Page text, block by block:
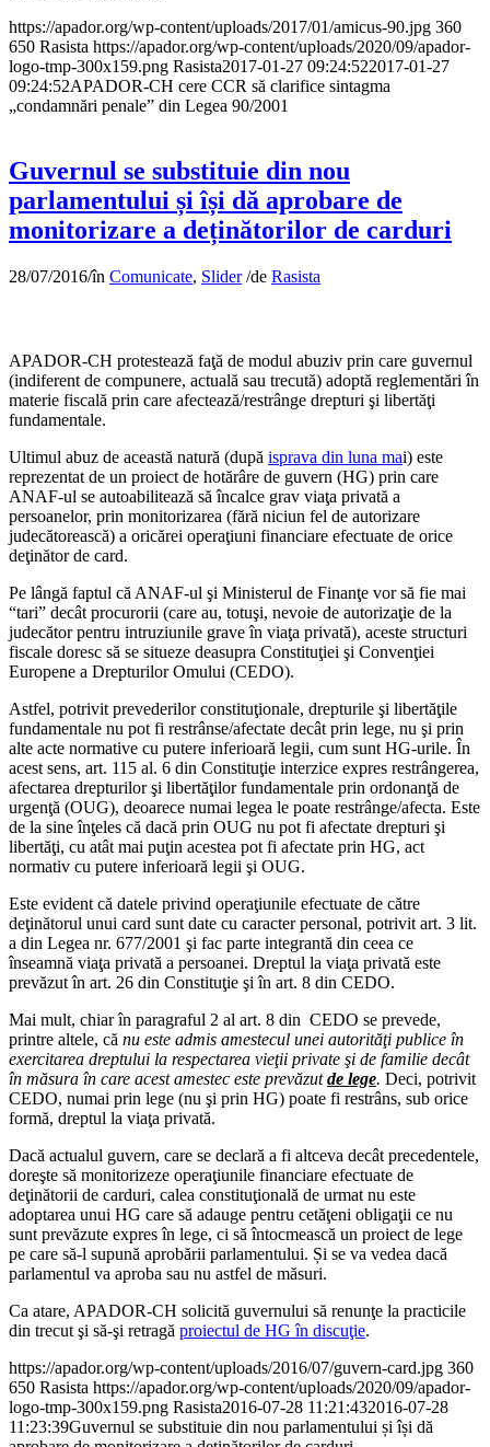
https://apador.org/wp-content/uploads/2017/01/amicus-90.jpg 360
650 Rasista https://apador.org/wp-content/uploads/2020/09/apador-
logo-tmp-300x159.png Rasista2017-01-27 09:24:522017-01-27
09:24:52APADOR-CH cere CCR să clarifice sintagma
„condamnări penale” din Legea 90/2001
Guvernul se substituie din nou
parlamentului și își dă aprobare de
monitorizare a deținătorilor de carduri
28/07/2016/în Comunicate, Slider /de Rasista
APADOR-CH protestează faţă de modul abuziv prin care guvernul
(indiferent de compunere, actuală sau trecută) adoptă reglementări în
materie fiscală prin care afectează/restrânge drepturi şi libertăţi
fundamentale.
Ultimul abuz de această natură (după isprava din luna mai) este
reprezentat de un proiect de hotărâre de guvern (HG) prin care
ANAF-ul se autoabilitează să încalce grav viaţa privată a
persoanelor, prin monitorizarea (fără niciun fel de autorizare
judecătorească) a oricărei operaţiuni financiare efectuate de orice
deţinător de card.
Pe lângă faptul că ANAF-ul şi Ministerul de Finanţe vor să fie mai
“tari” decât procurorii (care au, totuşi, nevoie de autorizaţie de la
judecător pentru intruziunile grave în viaţa privată), aceste structuri
fiscale doresc să se situeze deasupra Constituţiei şi Convenţiei
Europene a Drepturilor Omului (CEDO).
Astfel, potrivit prevederilor constituţionale, drepturile şi libertăţile
fundamentale nu pot fi restrânse/afectate decât prin lege, nu şi prin
alte acte normative cu putere inferioară legii, cum sunt HG-urile. În
acest sens, art. 115 al. 6 din Constituţie interzice expres restrângerea,
afectarea drepturilor şi libertăţilor fundamentale prin ordonanţă de
urgenţă (OUG), deoarece numai legea le poate restrânge/afecta. Este
de la sine înţeles că dacă prin OUG nu pot fi afectate drepturi şi
libertăţi, cu atât mai puţin acestea pot fi afectate prin HG, act
normativ cu putere inferioară legii şi OUG.
Este evident că datele privind operaţiunile efectuate de către
deţinătorul unui card sunt date cu caracter personal, potrivit art. 3 lit.
a din Legea nr. 677/2001 şi fac parte integrantă din ceea ce
înseamnă viaţa privată a persoanei. Dreptul la viaţa privată este
prevăzut în art. 26 din Constituţie şi în art. 8 din CEDO.
Mai mult, chiar în paragraful 2 al art. 8 din CEDO se prevede,
printre altele, că nu este admis amestecul unei autorităţi publice în
exercitarea dreptului la respectarea vieţii private şi de familie decât
în măsura în care acest amestec este prevăzutde lege. Deci, potrivit
CEDO, numai prin lege (nu şi prin HG) poate fi restrâns, sub orice
formă, dreptul la viaţa privată.
Dacă actualul guvern, care se declară a fi altceva decât precedentele,
doreşte să monitorizeze operaţiunile financiare efectuate de
deţinătorii de carduri, calea constituţională de urmat nu este
adoptarea unui HG care să adauge pentru cetăţeni obligaţii ce nu
sunt prevăzute expres în lege, ci să întocmească un proiect de lege
pe care să-l supună aprobării parlamentului. Și se va vedea dacă
parlamentul va aproba sau nu astfel de măsuri.
Ca atare, APADOR-CH solicită guvernului să renunţe la practicile
din trecut şi să-şi retragă proiectul de HG în discuţie.
https://apador.org/wp-content/uploads/2016/07/guvern-card.jpg 360
650 Rasista https://apador.org/wp-content/uploads/2020/09/apador-
logo-tmp-300x159.png Rasista2016-07-28 11:21:432016-07-28
11:23:39Guvernul se substituie din nou parlamentului și își dă